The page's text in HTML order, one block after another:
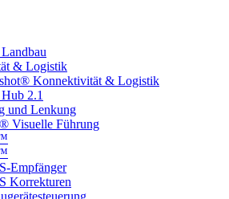
& Logistik
Konnektivität & Logistik
2.1
und Lenkung
Visuelle Führung
Empfänger
Korrekturen